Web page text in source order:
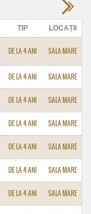
TIP LOCAȚII
DE LA 4 ANI SALA MARE
DE LA 4 ANI SALA MARE
DE LA 4 ANI SALA MARE
DE LA 4 ANI SALA MARE
DE LA 4 ANI SALA MARE
DE LA 4 ANI SALA MARE
DE LA 4 ANI SALA MARE